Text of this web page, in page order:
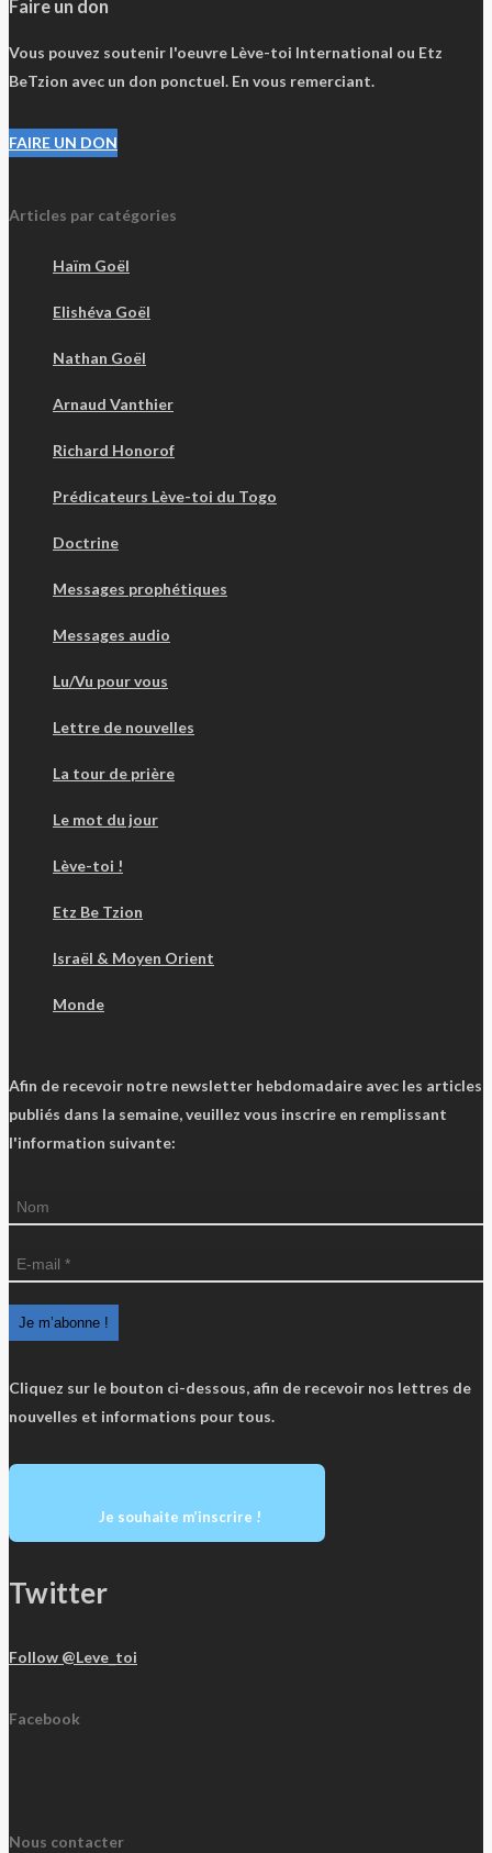
Faire un don
Vous pouvez soutenir l'oeuvre Lève-toi International ou Etz
BeTzion avec un don ponctuel. En vous remerciant.
FAIRE UN DON
Articles par catégories
Haïm Goël
Elishéva Goël
Nathan Goël
Arnaud Vanthier
Richard Honorof
Prédicateurs Lève-toi du Togo
Doctrine
Messages prophétiques
Messages audio
Lu/Vu pour vous
Lettre de nouvelles
La tour de prière
Le mot du jour
Lève-toi !
Etz Be Tzion
Israël & Moyen Orient
Monde
Afin de recevoir notre newsletter hebdomadaire avec les articles
publiés dans la semaine, veuillez vous inscrire en remplissant
l'information suivante:
Cliquez sur le bouton ci-dessous, afin de recevoir nos lettres de
nouvelles et informations pour tous.
Je souhaite m’inscrire !
Twitter
Follow @Leve_toi
Facebook
Nous contacter